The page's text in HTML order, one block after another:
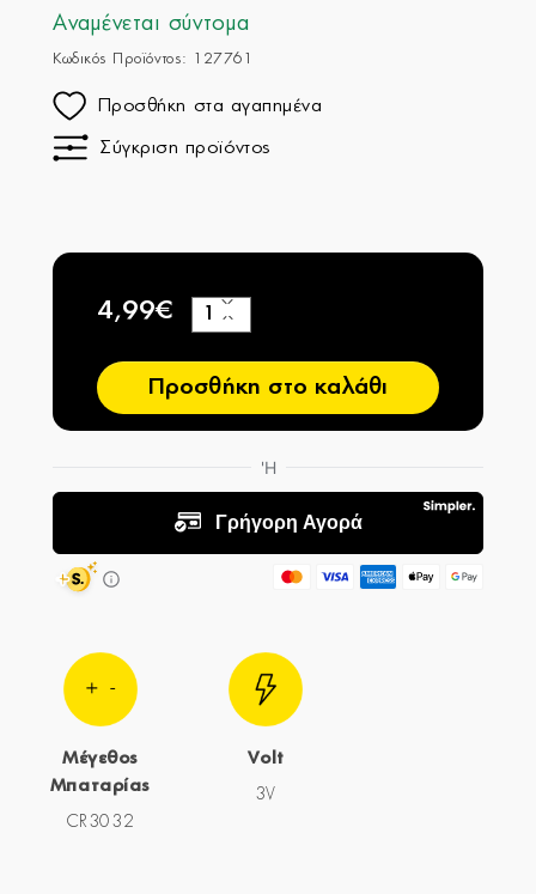
Αναμένεται σύντομα
Κωδικός Προϊόντος: 127761
Προσθήκη στα αγαπημένα
Σύγκριση προϊόντος
4,99€
−
+
Προσθήκη στο καλάθι
Μέγεθος
Μπαταρίας
CR3032
Volt
3V